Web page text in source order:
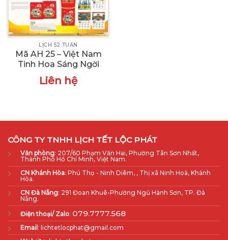
LỊCH 52 TUẦN
Mã AH 25 – Việt Nam
Tinh Hoa Sáng Ngời
Liên hệ
CÔNG TY TNHH LỊCH TẾT LỘC PHÁT
Văn phòng: 207/60 Phạm Văn Hai, Phường Tân Sơn Nhất,
Thành Phố Hồ Chí Minh, Việt Nam.
CN Khánh Hòa: Phú Thọ - Ninh Diêm, , Thị xã Ninh Hoà, Khánh
Hòa.
CN Đà Nẵng: 291 Đoan Khuê-Phường Ngũ Hành Sơn, TP. Đà
Nẵng.
Điện thoại/ Zalo: 079.7777.568
Email: lichtetlocphat@gmail.com